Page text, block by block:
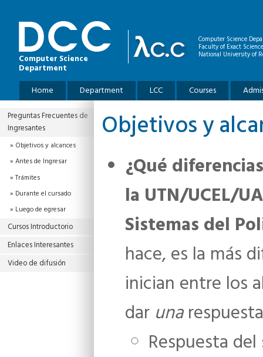
Computer Science
Department
Computer Science
Faculty of Exact
National University of
Main menu
Home Department LCC Courses
Preguntas Frecuentes de
Ingresantes
Objetivos y alcances
Antes de Ingresar
Trámites
Durante el cursado
Luego de egresar
Cursos Introductorio
Enlaces Interesantes
Video de difusión
Objetivos y
¿Qué
la UTN/UCEL/
Sistemas del
hace, es la más
inician entre los
dar una
Respuesta